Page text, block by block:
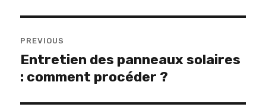
PREVIOUS
Entretien des panneaux solaires
: comment procéder ?